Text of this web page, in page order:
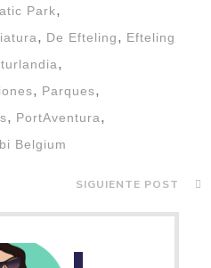
Park,
, De Efteling, Efteling
,
, Parques,
, PortAventura,
Belgium
SIGUIENTE POST